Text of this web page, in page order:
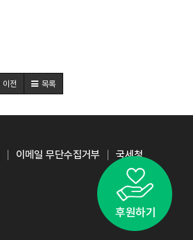
이전 목록
이메일 무단수집거부 국세청